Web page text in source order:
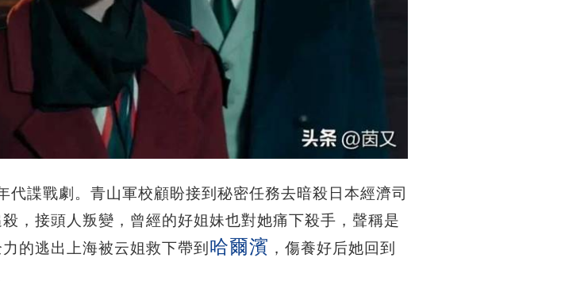
代諜戰劇。青山軍校顧盼接到秘密任務去暗殺日本經濟司
，接頭人叛變，曾經的好姐妹也對她痛下殺手，聲稱是
的逃出上海被云姐救下帶到 哈爾濱 ，傷養好后她回到